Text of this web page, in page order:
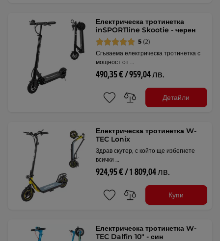
Електрическа тротинетка
inSPORTline Skootie - черен
5 (2)
Сгъваема електрическа тротинетка с
мощност от …
490,35 € / 959,04 лв.
Детайли
Електрическа тротинетка W-
TEC Lonix
Здрав скутер, с който ще избегнете
всички …
924,95 € / 1 809,04 лв.
Купи
Електрическа тротинетка W-
TEC Dalfin 10" - син